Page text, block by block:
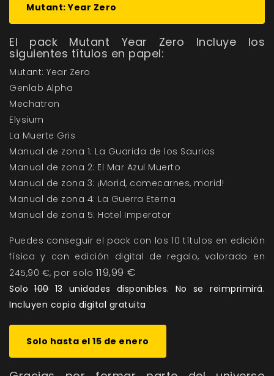
Mutant: Year Zero
El pack Mutant Year Zero Incluye los
siguientes títulos en papel:
Mutant: Year Zero
Genlab Alpha
Mechatron
Elysium
La Muerte Gris
Manual de zona 1: La Guarida de los Saurios
Manual de zona 2: El Mar Azul Muerto
Manual de zona 3: ¡Morid, comecarnes, morid!
Manual de zona 4: La Guerra Eterna
Manual de zona 5: Hotel Imperator
Puedes conseguir el pack con los 10 títulos en edición
física y con edición digital de regalo, valorado en
245,90 €, por solo 119,99 €
Solo10013 unidades disponibles. No se reimprimirá.
Incluyen copia digital gratuita
Solo hasta el 15 de enero